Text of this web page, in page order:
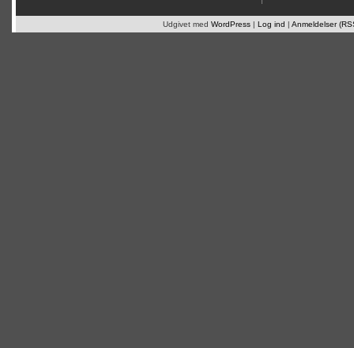
Udgivet med WordPress | Log ind | Anmeldelser